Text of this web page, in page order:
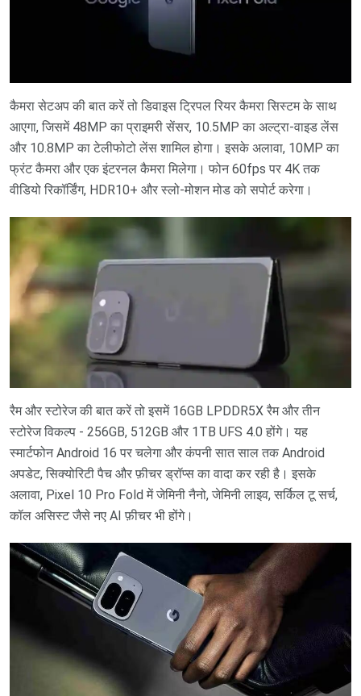
कैमरा सेटअप की बात करें तो डिवाइस ट्रिपल रियर कैमरा सिस्टम के साथ
आएगा, जिसमें 48MP का प्राइमरी सेंसर, 10.5MP का अल्ट्रा-वाइड लेंस
और 10.8MP का टेलीफोटो लेंस शामिल होगा। इसके अलावा, 10MP का
फ्रंट कैमरा और एक इंटरनल कैमरा मिलेगा। फोन 60fps पर 4K तक
वीडियो रिकॉर्डिंग, HDR10+ और स्लो-मोशन मोड को सपोर्ट करेगा।
रैम और स्टोरेज की बात करें तो इसमें 16GB LPDDR5X रैम और तीन
स्टोरेज विकल्प - 256GB, 512GB और 1TB UFS 4.0 होंगे। यह
स्मार्टफोन Android 16 पर चलेगा और कंपनी सात साल तक Android
अपडेट, सिक्योरिटी पैच और फ़ीचर ड्रॉप्स का वादा कर रही है। इसके
अलावा, Pixel 10 Pro Fold में जेमिनी नैनो, जेमिनी लाइव, सर्किल टू सर्च,
कॉल असिस्ट जैसे नए AI फ़ीचर भी होंगे।